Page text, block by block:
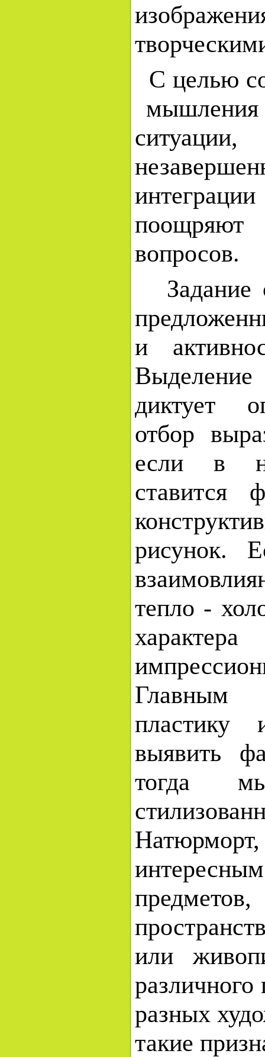
С целью
мышления
поощряют
вопросов.
Задание
и
диктует
отбор
если в
ставится
рисунок.
тепло -
Главным
пластику
выявить
тогда
или
разных
такие